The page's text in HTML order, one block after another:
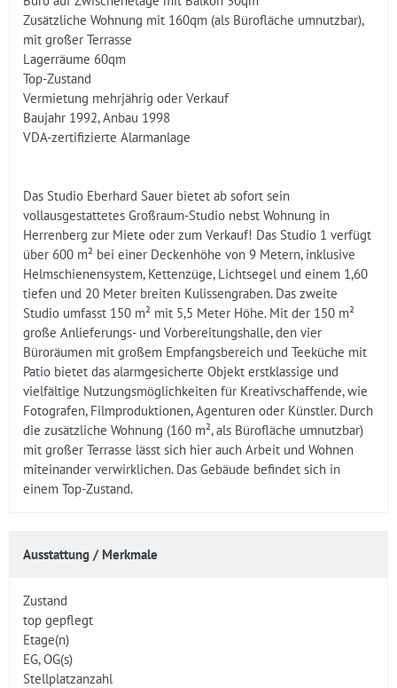
Zusätzliche Wohnung mit 160qm (als Bürofläche umnutzbar),
mit großer Terrasse
Lagerräume 60qm
Top-Zustand
Vermietung mehrjährig oder Verkauf
Baujahr 1992, Anbau 1998
VDA-zertifizierte Alarmanlage
Das Studio Eberhard Sauer bietet ab sofort sein
vollausgestattetes Großraum-Studio nebst Wohnung in
Herrenberg zur Miete oder zum Verkauf! Das Studio 1 verfügt
über 600 m² bei einer Deckenhöhe von 9 Metern, inklusive
Helmschienensystem, Kettenzüge, Lichtsegel und einem 1,60
tiefen und 20 Meter breiten Kulissengraben. Das zweite
Studio umfasst 150 m² mit 5,5 Meter Höhe. Mit der 150 m²
große Anlieferungs- und Vorbereitungshalle, den vier
Büroräumen mit großem Empfangsbereich und Teeküche mit
Patio bietet das alarmgesicherte Objekt erstklassige und
vielfältige Nutzungsmöglichkeiten für Kreativschaffende, wie
Fotografen, Filmproduktionen, Agenturen oder Künstler. Durch
die zusätzliche Wohnung (160 m², als Bürofläche umnutzbar)
mit großer Terrasse lässt sich hier auch Arbeit und Wohnen
miteinander verwirklichen. Das Gebäude befindet sich in
einem Top-Zustand.
Ausstattung / Merkmale
Zustand
top gepflegt
Etage(n)
EG, OG(s)
Stellplatzanzahl